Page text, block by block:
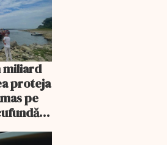
miliard
proteja
pe